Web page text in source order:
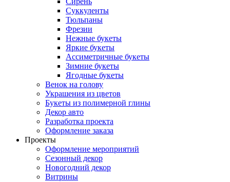
Суккуленты
Тюльпаны
Фрезии
Нежные букеты
Яркие букеты
Ассиметричные букеты
Зимние букеты
Ягодные букеты
Венок на голову
Украшения из цветов
Букеты из полимерной глины
Декор авто
Разработка проекта
Оформление заказа
Проекты
Оформление мероприятий
Сезонный декор
Новогодний декор
Витрины